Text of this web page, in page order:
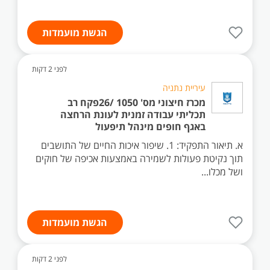
הגשת מועמדות
לפני 2 דקות
עיריית נתניה
מכרז חיצוני מס' 1050 /26פקח רב
תכליתי עבודה זמנית לעונת הרחצה
באגף חופים מינהל תיפעול
א. תיאור התפקיד: 1. שיפור איכות החיים של התושבים
תוך נקיטת פעולות לשמירה באמצעות אכיפה של חוקים
ושל מכלו...
הגשת מועמדות
לפני 2 דקות